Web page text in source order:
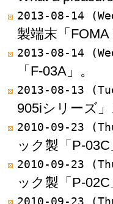
2013-08-14
製端末「FOMA
2013-08-14
「F-03A」。
2013-08-13
905iシリーズ
2010-09-23
ック製「P-03C
2010-09-23
ック製「P-02C
2010-09-23